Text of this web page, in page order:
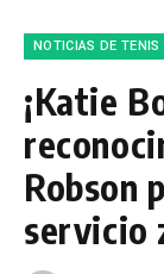
NOTICIAS DE TENIS
¡Katie
Robson
servicio